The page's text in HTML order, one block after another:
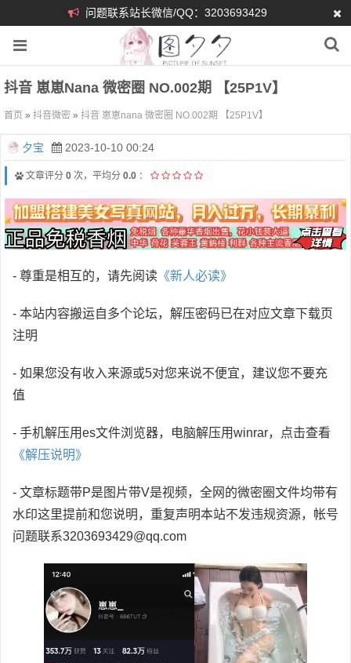
问题联系站长微信/QQ：3203693429
抖音 崽崽nana 微密圈 NO.002期 【25P1V】
首页 » 抖音微密 » 抖音 崽崽nana 微密圈 NO.002期 【25P1V】
夕宝 2023-10-10 00:24
文章评分 0 次，平均分 0.0 ：
- 尊重是相互的，请先阅读 《新人必读》
- 本站内容搬运自多个论坛，解压密码已在对应文章下载页
注明
- 如果您没有收入来源或5对您来说不便宜，建议您不要充
值
- 手机解压用es文件浏览器，电脑解压用winrar，点击查看
《解压说明》
- 文章标题带P是图片带V是视频，全网的微密圈文件均带有
水印这里提前和您说明，重复声明本站不发违规资源，帐号
问题联系3203693429@qq.com